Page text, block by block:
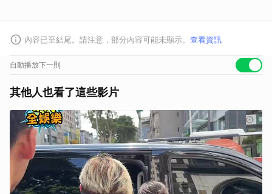
內容已至結尾。請注意，部分內容可能未顯示。 查看資訊
自動播放下一則
其他人也看了這些影片